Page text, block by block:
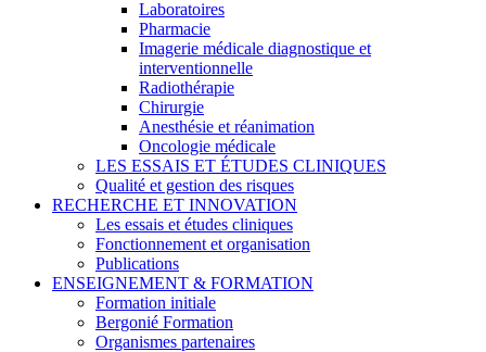
Laboratoires
Pharmacie
Imagerie médicale diagnostique et
interventionnelle
Radiothérapie
Chirurgie
Anesthésie et réanimation
Oncologie médicale
LES ESSAIS ET ÉTUDES CLINIQUES
Qualité et gestion des risques
RECHERCHE ET INNOVATION
Les essais et études cliniques
Fonctionnement et organisation
Publications
ENSEIGNEMENT & FORMATION
Formation initiale
Bergonié Formation
Organismes partenaires